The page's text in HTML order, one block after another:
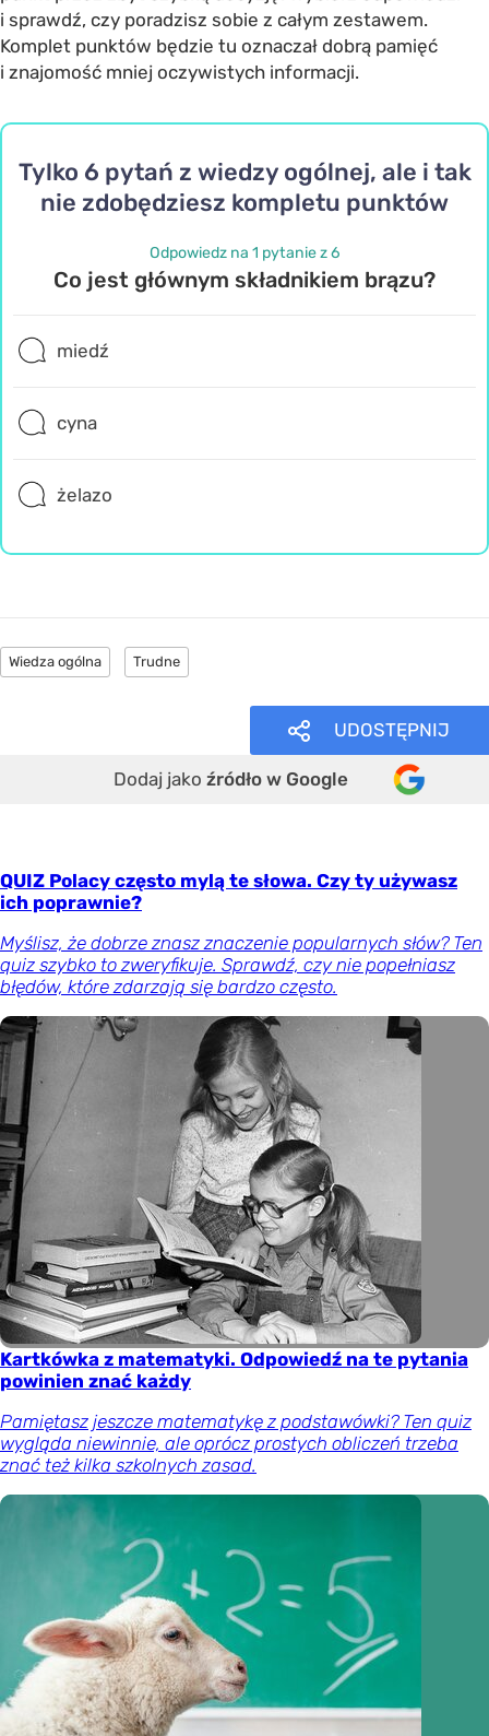
i sprawdź, czy poradzisz sobie z całym zestawem.
Komplet punktów będzie tu oznaczał dobrą pamięć
i znajomość mniej oczywistych informacji.
Tylko 6 pytań z wiedzy ogólnej, ale i tak
nie zdobędziesz kompletu punktów
Odpowiedz na 1 pytanie z 6
Co jest głównym składnikiem brązu?
miedź
cyna
żelazo
Wiedza ogólna Trudne
UDOSTĘPNIJ
Dodaj jako źródło w Google
QUIZ Polacy często mylą te słowa. Czy ty używasz
ich poprawnie?
Myślisz, że dobrze znasz znaczenie popularnych słów? Ten
quiz szybko to zweryfikuje. Sprawdź, czy nie popełniasz
błędów, które zdarzają się bardzo często.
Kartkówka z matematyki. Odpowiedź na te pytania
powinien znać każdy
Pamiętasz jeszcze matematykę z podstawówki? Ten quiz
wygląda niewinnie, ale oprócz prostych obliczeń trzeba
znać też kilka szkolnych zasad.